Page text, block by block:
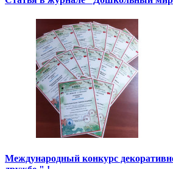
Международный конкурс